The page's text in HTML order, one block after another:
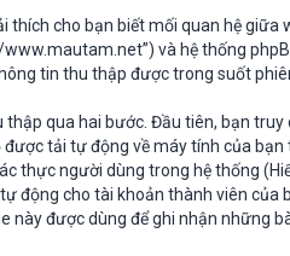
thích cho bạn biết mối quan hệ giữa
và hệ thống
tin thu thập được trong suốt
qua hai bước. Đầu tiên, bạn truy
tải tự động về máy tính của
thực người dùng trong hệ thống
động cho tài khoản thành viên
này được dùng để ghi nhận những